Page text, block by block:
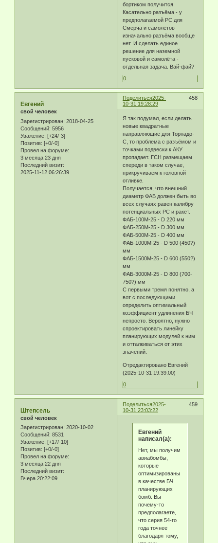
бортиком получится.
Касательно разъёма - у
предполагаемой РС для
Смерча и самолётов
изначально разъёма вообще
нет. И сделать единое
решение для наземной
пусковой и самолёта -
отдельная задача. Вай-фай?
0
Поделиться 458
2025-
10-31 19:28:29
Eвгeний
свой человек
Зарегистрирован: 2018-04-25
Сообщений: 5956
Уважение: [+24/-3]
Позитив: [+0/-0]
Провел на форуме:
3 месяца 23 дня
Последний визит:
2025-11-12 06:26:39
Я так подумал, если делать
новые квадратные
направляющие для Торнадо-
С, то проблема с разъёмом и
точками подвески к АКУ
пропадает. ГСН размещаем
спереди в таком случае,
прикручиваем к головной
отливке.
Получается, что внешний
диаметр ФАБ должен быть во
всех случаях равен калибру
потенциальных РС и ракет.
ФАБ-100М-25 - D 220 мм
ФАБ-250М-25 - D 300 мм
ФАБ-500М-25 - D 400 мм
ФАБ-1000М-25 - D 500 (450?)
мм
ФАБ-1500М-25 - D 600 (550?)
мм
ФАБ-3000М-25 - D 800 (700-
750?) мм
С первыми тремя понятно, а
вот с последующими
определить оптимальный
коэффициент удлинения БЧ
непросто. Вероятно, нужно
спроектировать линейку
планирующих модулей к ним
и отталкиваться от этих
значений.
Отредактировано Eвгeний
(2025-10-31 19:39:00)
0
Поделиться 459
2025-
10-31 23:03:22
Штепсель
свой человек
Зарегистрирован: 2020-10-02
Сообщений: 8531
Уважение: [+17/-10]
Позитив: [+0/-0]
Провел на форуме:
3 месяца 22 дня
Последний визит:
Вчера 20:22:09
Eвгeний
написал(а):
Нет, мы получим
авиабомбы,
которые
оптимизированы
в качестве БЧ
планирующих
бомб. Вы
почему-то
предполагаете,
что серия 54-го
года точнее
благодаря тому,